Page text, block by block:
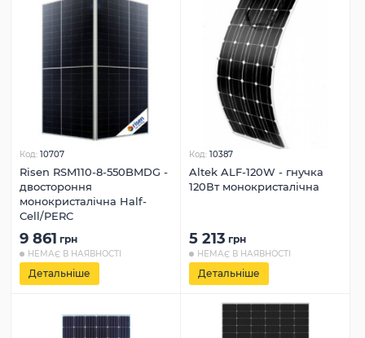
Код: 10707
Risen RSM110-8-550BMDG -
двостороння
монокристалічна Half-
Cell/PERC
9 861 грн
НЕМАЄ В НАЯВНОСТІ
Детальніше
Код: 10387
Altek ALF‐120W - гнучка
120Вт монокристалічна
5 213 грн
НЕМАЄ В НАЯВНОСТІ
Детальніше